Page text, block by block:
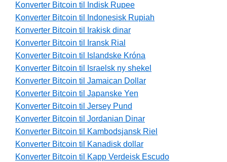
Konverter Bitcoin til Indisk Rupee
Konverter Bitcoin til Indonesisk Rupiah
Konverter Bitcoin til Irakisk dinar
Konverter Bitcoin til Iransk Rial
Konverter Bitcoin til Islandske Króna
Konverter Bitcoin til Israelsk ny shekel
Konverter Bitcoin til Jamaican Dollar
Konverter Bitcoin til Japanske Yen
Konverter Bitcoin til Jersey Pund
Konverter Bitcoin til Jordanian Dinar
Konverter Bitcoin til Kambodsjansk Riel
Konverter Bitcoin til Kanadisk dollar
Konverter Bitcoin til Kapp Verdeisk Escudo